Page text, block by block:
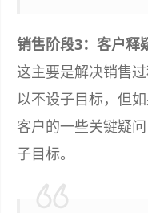
销售阶段3：客户释
这主要是解决销售
以不设子目标，但
客户的一些关键疑
子目标。